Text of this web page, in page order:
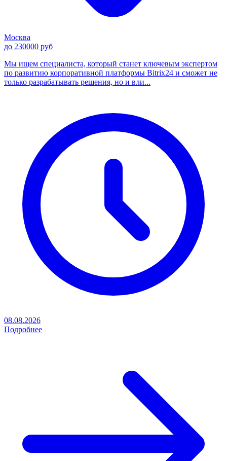
Москва
до 230000 руб
Мы ищем специалиста, который станет ключевым экспертом
по развитию корпоративной платформы Bitrix24 и сможет не
только разрабатывать решения, но и вли...
08.08.2026
Подробнее